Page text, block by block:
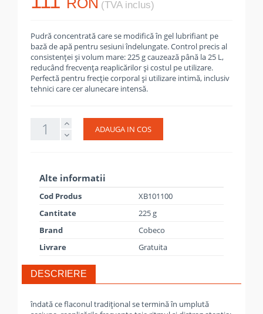
(TVA inclus)
Pudră concentrată care se modifică în gel lubrifiant pe
bază de apă pentru sesiuni îndelungate. Control precis al
consistenței și volum mare: 225 g cauzează până la 25 L,
reducând frecvența reaplicărilor și costul pe utilizare.
Perfectă pentru frecție corporal și utilizare intimă, inclusiv
tehnici care cer alunecare intensă.
ADAUGA IN COS
Alte informatii
Cod Produs
XB101100
Cantitate
225 g
Brand
Cobeco
Livrare
Gratuita
DESCRIERE
îndată ce flaconul tradițional se termină în umplută